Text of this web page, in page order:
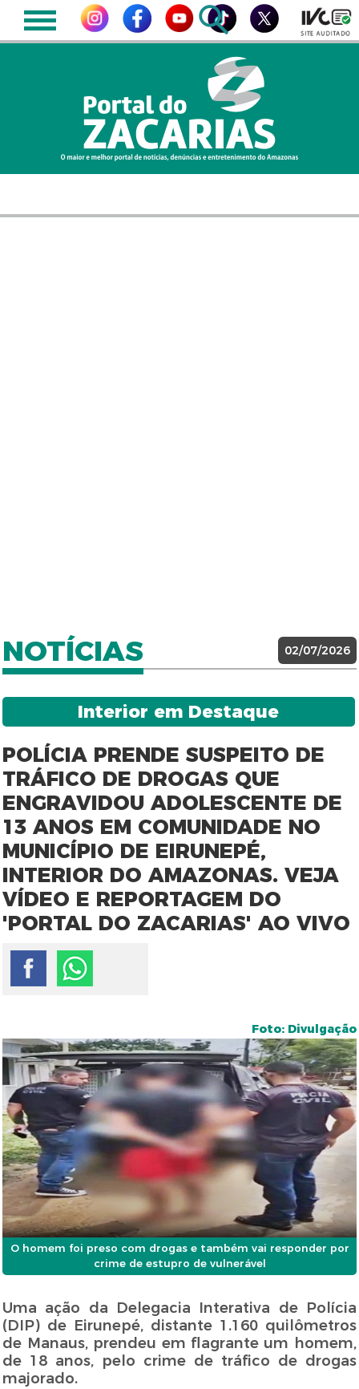
NOTÍCIAS 02/07/2026
Interior em Destaque
POLÍCIA PRENDE SUSPEITO DE
TRÁFICO DE DROGAS QUE
ENGRAVIDOU ADOLESCENTE DE
13 ANOS EM COMUNIDADE NO
MUNICÍPIO DE EIRUNEPÉ,
INTERIOR DO AMAZONAS. VEJA
VÍDEO E REPORTAGEM DO
'PORTAL DO ZACARIAS' AO VIVO
Foto: Divulgação
O homem foi preso com drogas e também vai responder por
crime de estupro de vulnerável
Uma ação da Delegacia Interativa de Polícia
(DIP) de Eirunepé, distante 1.160 quilômetros
de Manaus, prendeu em flagrante um homem,
de 18 anos, pelo crime de tráfico de drogas
majorado.